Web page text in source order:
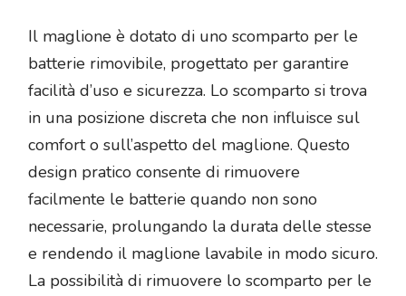
Il maglione è dotato di uno scomparto per le
batterie rimovibile, progettato per garantire
facilità d’uso e sicurezza. Lo scomparto si trova
in una posizione discreta che non influisce sul
comfort o sull’aspetto del maglione. Questo
design pratico consente di rimuovere
facilmente le batterie quando non sono
necessarie, prolungando la durata delle stesse
e rendendo il maglione lavabile in modo sicuro.
La possibilità di rimuovere lo scomparto per le